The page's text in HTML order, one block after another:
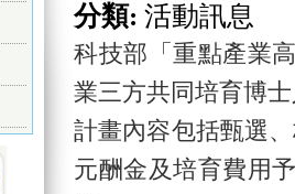
分類: 活動訊息
科技部「重點產業
業三方共同培育博
計畫內容包括甄選
元酬金及培育費用